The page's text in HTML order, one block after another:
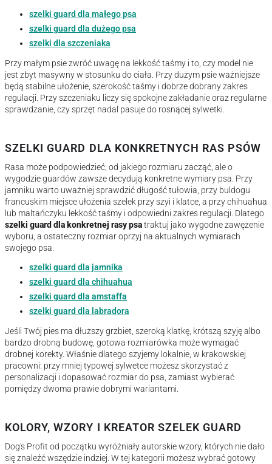
szelki guard dla małego psa
szelki guard dla dużego psa
szelki dla szczeniaka
Przy małym psie zwróć uwagę na lekkość taśmy i to, czy model nie
jest zbyt masywny w stosunku do ciała. Przy dużym psie ważniejsze
będą stabilne ułożenie, szerokość taśmy i dobrze dobrany zakres
regulacji. Przy szczeniaku liczy się spokojne zakładanie oraz regularne
sprawdzanie, czy sprzęt nadal pasuje do rosnącej sylwetki.
SZELKI GUARD DLA KONKRETNYCH RAS PSÓW
Rasa może podpowiedzieć, od jakiego rozmiaru zacząć, ale o
wygodzie guardów zawsze decydują konkretne wymiary psa. Przy
jamniku warto uważniej sprawdzić długość tułowia, przy buldogu
francuskim miejsce ułożenia szelek przy szyi i klatce, a przy chihuahua
lub maltańczyku lekkość taśmy i odpowiedni zakres regulacji. Dlatego
szelki guard dla konkretnej rasy psatraktuj jako wygodne zawężenie
wyboru, a ostateczny rozmiar oprzyj na aktualnych wymiarach
swojego psa.
szelki guard dla jamnika
szelki guard dla chihuahua
szelki guard dla amstaffa
szelki guard dla labradora
Jeśli Twój pies ma dłuższy grzbiet, szeroką klatkę, krótszą szyję albo
bardzo drobną budowę, gotowa rozmiarówka może wymagać
drobnej korekty. Właśnie dlatego szyjemy lokalnie, w krakowskiej
pracowni: przy mniej typowej sylwetce możesz skorzystać z
personalizacji i dopasować rozmiar do psa, zamiast wybierać
pomiędzy dwoma prawie dobrymi wariantami.
KOLORY, WZORY I KREATOR SZELEK GUARD
Dog's Profit od początku wyróżniały autorskie wzory, których nie dało
się znaleźć wszędzie indziej. W tej kategorii możesz wybrać gotowy